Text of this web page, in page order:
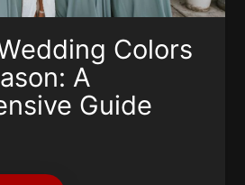
Colors
A
Guide